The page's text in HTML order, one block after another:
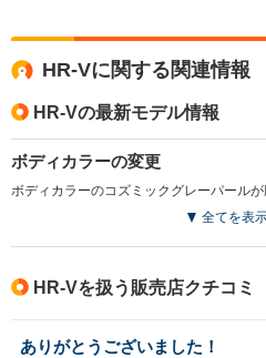
HR-Vに関する関連情報
HR-Vの最新モデル情報
ボディカラーの変更
ボディカラーのコズミックグレーパールが
全てを表
HR-Vを扱う販売店クチコミ
ありがとうございました！